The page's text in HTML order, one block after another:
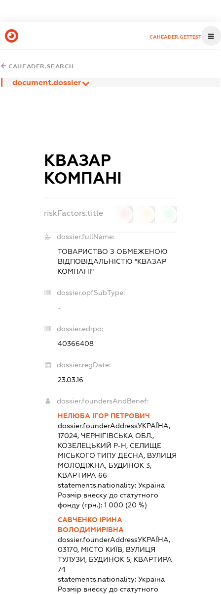
CAHEADER.GETTEST
CAHEADER.SEARCH
document.dossier
КВАЗАР
КОМПАНІ
riskFactors.title
dossier.fullName:
ТОВАРИСТВО З ОБМЕЖЕНОЮ
ВІДПОВІДАЛЬНІСТЮ "КВАЗАР
КОМПАНІ"
dossier.opfSubType:
-
dossier.edrpo:
40366408
dossier.regDate:
23.03.16
dossier.foundersAndBenef:
НЕЛЮБА ІГОР ПЕТРОВИЧ
dossier.founderAddressУКРАЇНА,
17024, ЧЕРНІГІВСЬКА ОБЛ.,
КОЗЕЛЕЦЬКИЙ Р-Н, СЕЛИЩЕ
МІСЬКОГО ТИПУ ДЕСНА, ВУЛИЦЯ
МОЛОДІЖНА, БУДИНОК 3,
КВАРТИРА 66
statements.nationality: Україна
Розмір внеску до статутного
фонду (грн.): 1 000 (20 %)
САВЧЕНКО ІРИНА
ВОЛОДИМИРІВНА
dossier.founderAddressУКРАЇНА,
03170, МІСТО КИЇВ, ВУЛИЦЯ
ТУЛУЗИ, БУДИНОК 5, КВАРТИРА
74
statements.nationality: Україна
Розмір внеску до статутного